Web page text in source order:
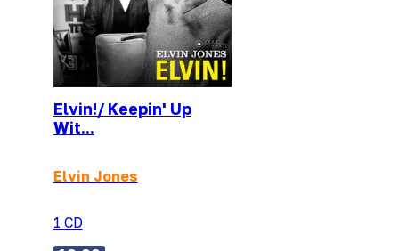
Elvin!/ Keepin' Up
Wit...
Elvin Jones
1 CD